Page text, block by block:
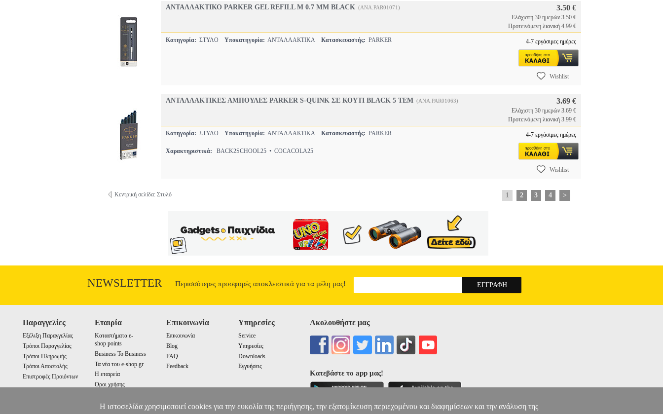
ΑΝΤΑΛΛΑΚΤΙΚΟ PARKER GEL REFILL M 0.7 MM BLACK (ANA.PAR01071) 3.50 €
Ελάχιστη 30 ημερών 3.50 €
Προτεινόμενη λιανική 4.99 €
Κατηγορία: ΣΤΥΛΟ Υποκατηγορία: ΑΝΤΑΛΛΑΚΤΙΚA Κατασκευαστής: PARKER 4-7 εργάσιμες ημέρες
Wishlist
ΑΝΤΑΛΛΑΚΤΙΚΕΣ ΑΜΠΟΥΛΕΣ PARKER S-QUINK ΣΕ ΚΟΥΤΙ BLACK 5 ΤΕΜ (ANA.PAR01063) 3.69 €
Ελάχιστη 30 ημερών 3.69 €
Προτεινόμενη λιανική 3.99 €
Κατηγορία: ΣΤΥΛΟ Υποκατηγορία: ΑΝΤΑΛΛΑΚΤΙΚA Κατασκευαστής: PARKER
Χαρακτηριστικά: BACK2SCHOOL25 • COCACOLA25
4-7 εργάσιμες ημέρες
Wishlist
Κεντρική σελίδα: Στυλό 1 2 3 4 >
NEWSLETTER Περισσότερες προσφορές αποκλειστικά για τα μέλη μας!
Παραγγελίες
Εξέλιξη Παραγγελίας
Τρόποι Παραγγελίας
Τρόποι Πληρωμής
Τρόποι Αποστολής
Επιστροφές Προιόντων
Εταιρία
Καταστήματα e-
shop points
Business To Business
Τα νέα του e-shop.gr
Η εταιρεία
Οροι χρήσης
Επικοινωνία
Επικοινωνία
Blog
FAQ
Feedback
Υπηρεσίες
Service
Υπηρεσίες
Downloads
Εγγυήσεις
Ακολουθήστε μας
Κατεβάστε το app μας!
Η ιστοσελίδα χρησιμοποιεί cookies για την ευκολία της περιήγησης, την εξατομίκευση περιεχομένου και διαφημίσεων και την ανάλυση της